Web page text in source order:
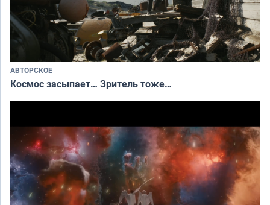
АВТОРСКОЕ
Космос засыпает… Зритель тоже…